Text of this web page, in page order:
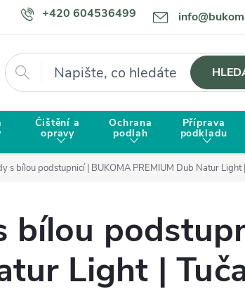
+420 604536499
Doprava a platba Proč zvolit BUKOMU?
Hledat
Čištění a
opravy
Ochrana
podlah
Příprava
podkladu
s bílou podstupnicí | BUKOMA PREMIUM Dub Natur Light
bílou
Light |